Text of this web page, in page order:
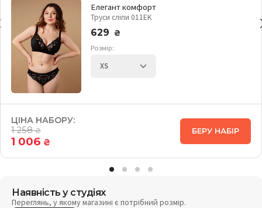
Елегант комфорт
Труси сліпи 011EK
629
₴
Розмір:
ЦІНА НАБОРУ:
1 258₴
1 006 ₴
БЕРУ НАБІР
Наявність у студіях
Переглянь, у якому магазині є потрібний розмір.